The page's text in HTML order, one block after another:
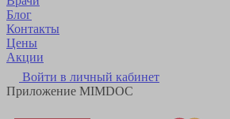
Блог
Контакты
Цены
Акции
Войти в личный кабинет
Приложение MIMDOC